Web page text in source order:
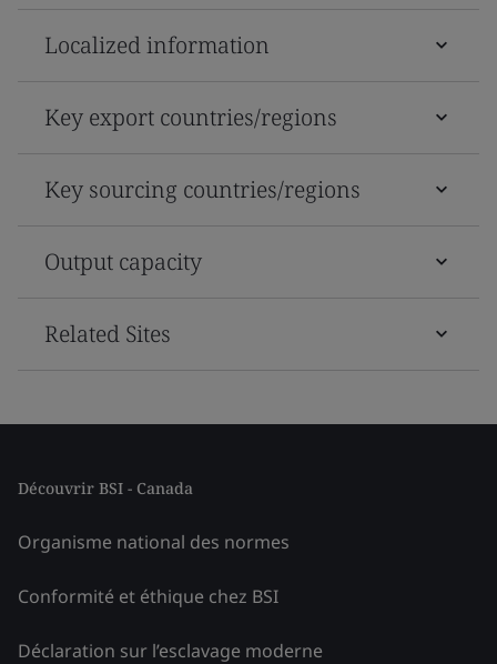
Localized information
Key export countries/regions
Key sourcing countries/regions
Output capacity
Related Sites
Découvrir BSI - Canada
Organisme national des normes
Conformité et éthique chez BSI
Déclaration sur l’esclavage moderne